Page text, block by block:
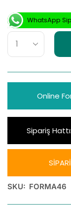
WhatsApp
Online
Sipariş
SKU: FORMA46